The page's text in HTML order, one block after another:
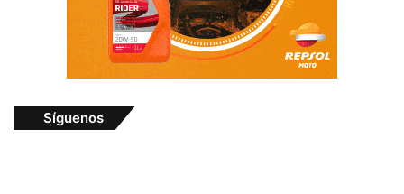
Síguenos